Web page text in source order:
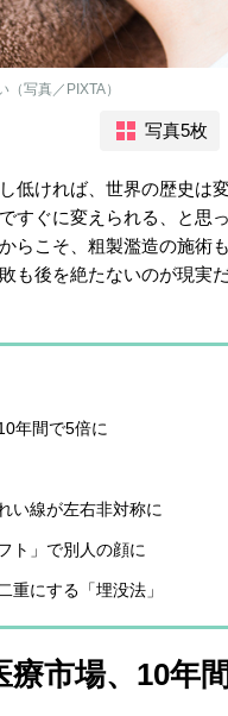
写真／PIXTA）
写真5枚
低ければ、世界の歴史は
すぐに変えられる、と思
らこそ、粗製濫造の施術
も後を絶たないのが現実
年間で5倍に
い線が左右非対称に
ト」で別人の顔に
重にする「埋没法」
市場、10年